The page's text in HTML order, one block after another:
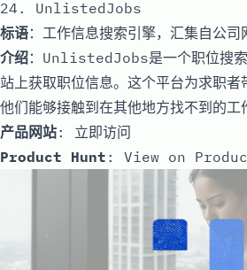
24. UnlistedJobs
标语：工作信息搜索引擎，汇集自公司
介绍：UnlistedJobs是一个职位搜索
站上获取职位信息。这个平台为求职
他们能够接触到在其他地方找不到的工
产品网站: 立即访问
Product Hunt : View on